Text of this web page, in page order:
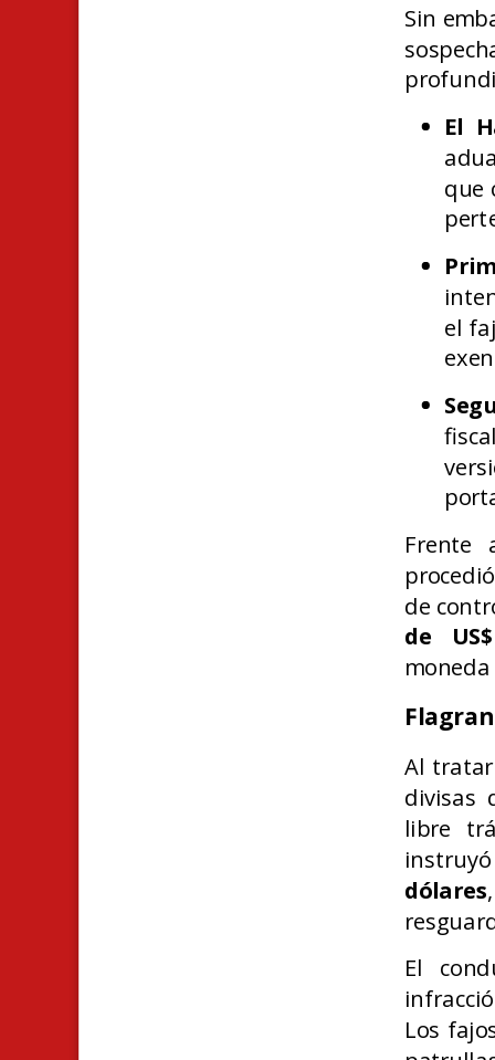
Sin
El
que
el
Frente
de
de
Al
divisas
libre
dólares
El
Los